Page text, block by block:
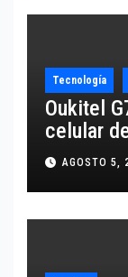
Tecnología
Oukitel
celular
10,600
AGOSTO 5,